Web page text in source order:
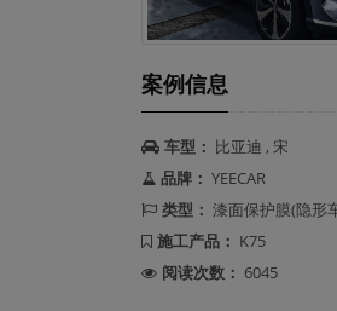
案例信息
车型： 比亚迪 , 宋
品牌： YEECAR
类型： 漆面保护膜(隐形
施工产品： K75
阅读次数： 6045